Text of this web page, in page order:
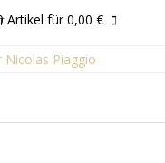
Artikel für0,00 €